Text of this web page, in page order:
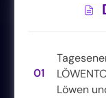
01
Löwen